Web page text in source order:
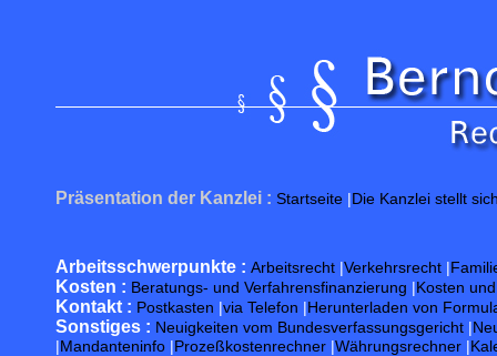
Präsentation der Kanzlei : Startseite |Die Kanzlei stellt
Arbeitsschwerpunkte : Arbeitsrecht |Verkehrsrecht |
Kosten : Beratungs- und Verfahrensfinanzierung |Kosten
Kontakt : Postkasten |via Telefon |Herunterladen von
Sonstiges : Neuigkeiten vom Bundesverfassungsgericht |
|Mandanteninfo |Prozeßkostenrechner |Währungsrechner |